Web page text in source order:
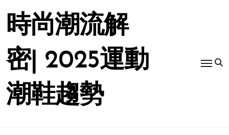
時尚潮流解
密| 2025運動
潮鞋趨勢